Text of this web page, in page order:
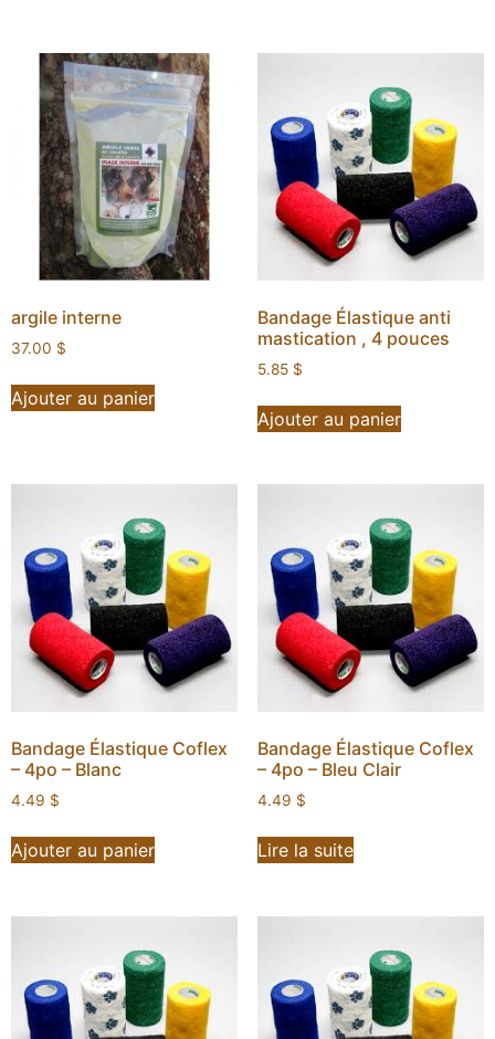
argile interne
37.00 $
Ajouter au panier
Bandage Élastique anti
mastication , 4 pouces
5.85 $
Ajouter au panier
Bandage Élastique Coflex
– 4po – Blanc
4.49 $
Ajouter au panier
Bandage Élastique Coflex
– 4po – Bleu Clair
4.49 $
Lire la suite